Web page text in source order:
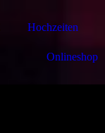
Hochzeiten
Onlineshop